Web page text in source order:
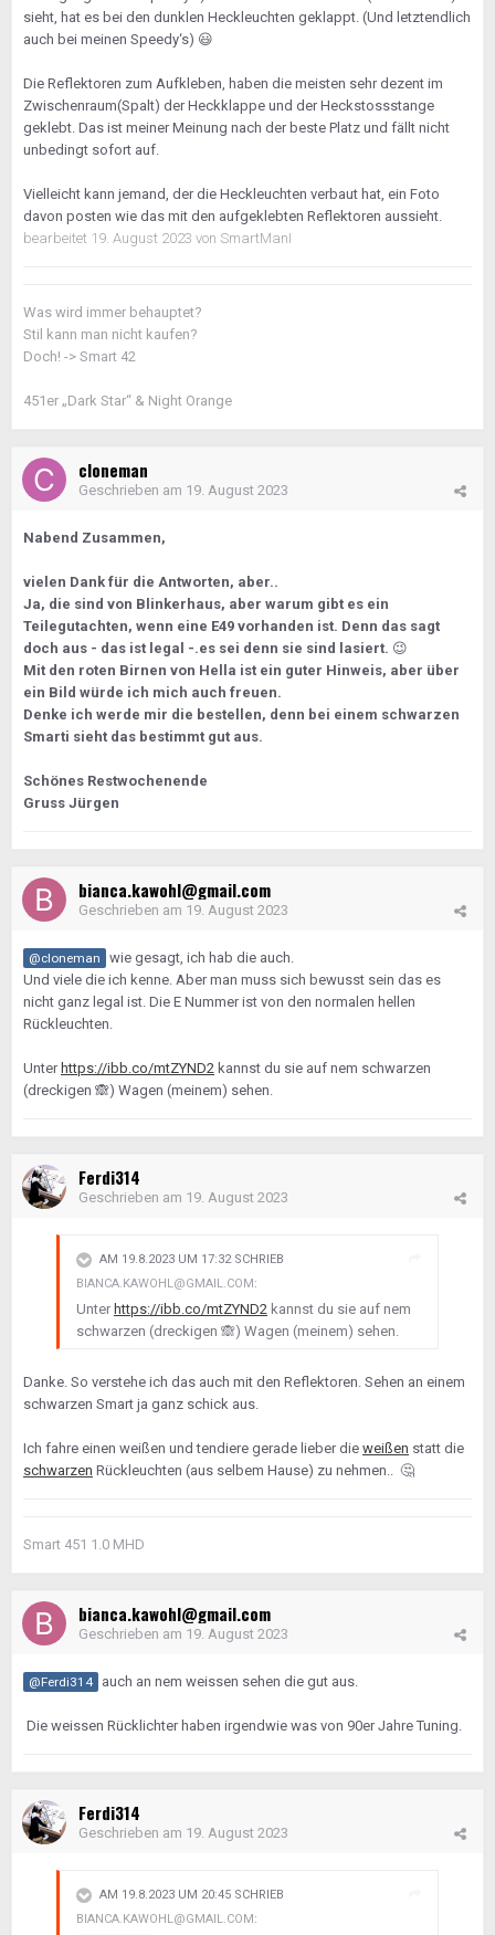
sieht, hat es bei den dunklen Heckleuchten geklappt. (Und letztendlich
auch bei meinen Speedy‘s) 😃
Die Reflektoren zum Aufkleben, haben die meisten sehr dezent im
Zwischenraum(Spalt) der Heckklappe und der Heckstossstange
geklebt. Das ist meiner Meinung nach der beste Platz und fällt nicht
unbedingt sofort auf.
Vielleicht kann jemand, der die Heckleuchten verbaut hat, ein Foto
davon posten wie das mit den aufgeklebten Reflektoren aussieht.
bearbeitet 19. August 2023 von SmartManI
Was wird immer behauptet?
Stil kann man nicht kaufen?
Doch! -> Smart 42
451er „Dark Star“ & Night Orange
cloneman
Geschrieben am 19. August 2023
Nabend Zusammen,
vielen Dank für die Antworten, aber..
Ja, die sind von Blinkerhaus, aber warum gibt es ein
Teilegutachten, wenn eine E49 vorhanden ist. Denn das sagt
doch aus - das ist legal -.es sei denn sie sind lasiert. 😉
Mit den roten Birnen von Hella ist ein guter Hinweis, aber über
ein Bild würde ich mich auch freuen.
Denke ich werde mir die bestellen, denn bei einem schwarzen
Smarti sieht das bestimmt gut aus.
Schönes Restwochenende
Gruss Jürgen
bianca.kawohl@gmail.com
Geschrieben am 19. August 2023
@cloneman
wie gesagt, ich hab die auch.
Und viele die ich kenne. Aber man muss sich bewusst sein das es
nicht ganz legal ist. Die E Nummer ist von den normalen hellen
Rückleuchten.
Unter https://ibb.co/mtZYND2 kannst du sie auf nem schwarzen
(dreckigen 🙈) Wagen (meinem) sehen.
Ferdi314
Geschrieben am 19. August 2023
AM 19.8.2023 UM 17:32 SCHRIEB
BIANCA.KAWOHL@GMAIL.COM:
Unter https://ibb.co/mtZYND2 kannst du sie auf nem
schwarzen (dreckigen 🙈) Wagen (meinem) sehen.
Danke. So verstehe ich das auch mit den Reflektoren. Sehen an einem
schwarzen Smart ja ganz schick aus.
Ich fahre einen weißen und tendiere gerade lieber die weißen statt die
schwarzen Rückleuchten (aus selbem Hause) zu nehmen.. 🤔
Smart 451 1.0 MHD
bianca.kawohl@gmail.com
Geschrieben am 19. August 2023
@Ferdi314 auch an nem weissen sehen die gut aus.
Die weissen Rücklichter haben irgendwie was von 90er Jahre Tuning.
Ferdi314
Geschrieben am 19. August 2023
AM 19.8.2023 UM 20:45 SCHRIEB
BIANCA.KAWOHL@GMAIL.COM: